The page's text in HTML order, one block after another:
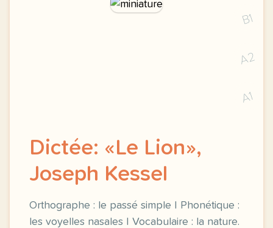
B1
A2
A1
Dictée: «Le Lion»,
Joseph Kessel
Orthographe : le passé simple | Phonétique :
les voyelles nasales | Vocabulaire : la nature.